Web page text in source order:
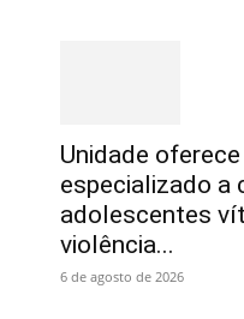
Unidade
especializado a
adolescentes
violência...
6 de agosto de 2026